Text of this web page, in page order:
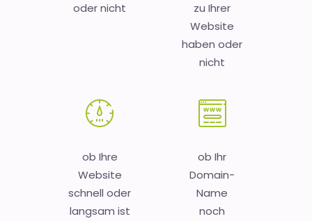
oder nicht
zu Ihrer
Website
haben oder
nicht
ob Ihre
Website
schnell oder
langsam ist
ob Ihr
Domain-
Name
noch